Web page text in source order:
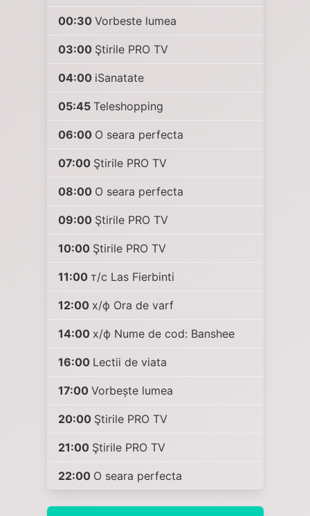
00:30 Vorbeste lumea
03:00 Ştirile PRO TV
04:00 iSanatate
05:45 Teleshopping
06:00 O seara perfecta
07:00 Ştirile PRO TV
08:00 O seara perfecta
09:00 Ştirile PRO TV
10:00 Ştirile PRO TV
11:00 т/с Las Fierbinti
12:00 х/ф Ora de varf
14:00 х/ф Nume de cod: Banshee
16:00 Lectii de viata
17:00 Vorbește lumea
20:00 Ştirile PRO TV
21:00 Ştirile PRO TV
22:00 O seara perfecta